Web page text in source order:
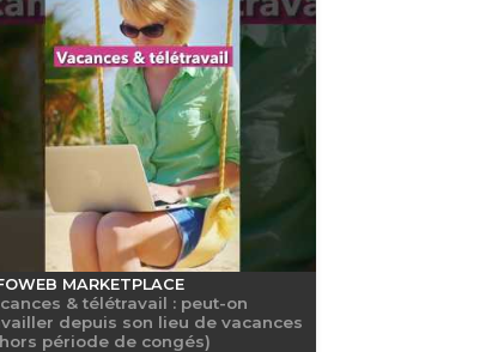
MARKETPLACE
& télétravail : peut-on
depuis son lieu de vacances
période de congés)